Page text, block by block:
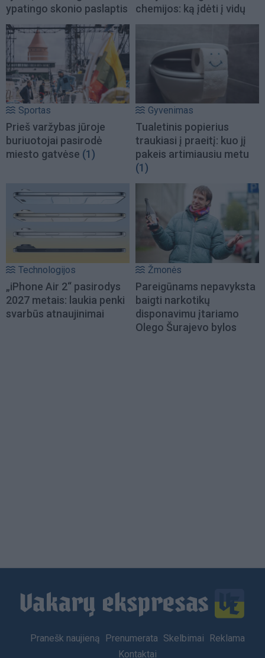
ypatingo skonio paslaptis
chemijos: ką įdėti į vidų
Sportas
Prieš varžybas jūroje
buriuotojai pasirodė
miesto gatvėse (1)
Gyvenimas
Tualetinis popierius
traukiasi į praeitį: kuo jį
pakeis artimiausiu metu
(1)
Technologijos
„iPhone Air 2“ pasirodys
2027 metais: laukia penki
svarbūs atnaujinimai
Žmonės
Pareigūnams nepavyksta
baigti narkotikų
disponavimu įtariamo
Olego Šurajevo bylos
Footer
Pranešk naujieną Prenumerata Skelbimai
Reklama
Kontaktai